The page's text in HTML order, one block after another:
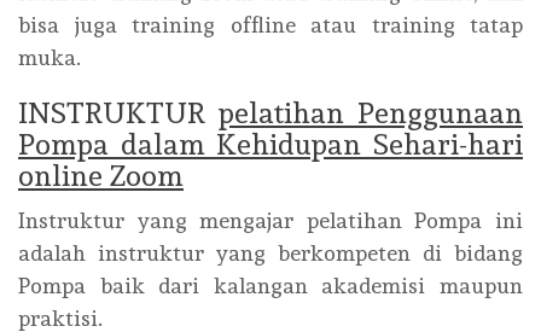
bisa juga training offline atau training tatap
muka.
INSTRUKTUR pelatihan Penggunaan
Pompa dalam Kehidupan Sehari-hari
online Zoom
Instruktur yang mengajar pelatihan Pompa ini
adalah instruktur yang berkompeten di bidang
Pompa baik dari kalangan akademisi maupun
praktisi.